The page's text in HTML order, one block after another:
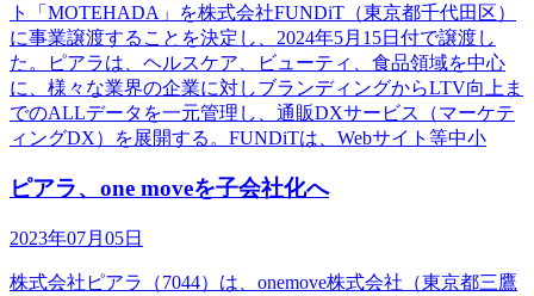
ト「MOTEHADA」を株式会社FUNDiT（東京都千代田区）
に事業譲渡することを決定し、2024年5月15日付で譲渡し
た。ピアラは、ヘルスケア、ビューティ、食品領域を中心
に、様々な業界の企業に対しブランディングからLTV向上ま
でのALLデータを一元管理し、通販DXサービス（マーケテ
ィングDX）を展開する。FUNDiTは、Webサイト等中小
ピアラ、one moveを子会社化へ
2023年07月05日
株式会社ピアラ（7044）は、onemove株式会社（東京都三鷹